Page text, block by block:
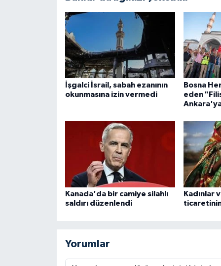
İşgalci İsrail, sabah ezanının
okunmasına izin vermedi
Bosna
eden
Kanada'da bir camiye silahlı
saldırı düzenlendi
Kadınlar
Yorumlar
Hakkari Müftülüğü
Hatay Müftülüğü
Iğdır Müftülüğü
İstanbul Müftülüğü
Kahramanmaraş Müftülüğü
Kars Müftülüğü